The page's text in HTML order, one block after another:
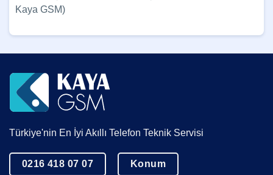
Kaya GSM)
Türkiye'nin En İyi Akıllı Telefon Teknik Servisi
0216 418 07 07 Konum